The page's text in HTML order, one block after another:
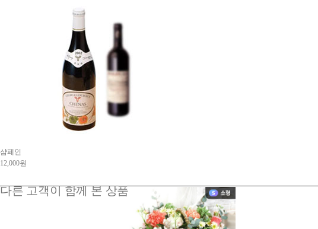
샴페인
12,000원
다른 고객이 함께 본 상품